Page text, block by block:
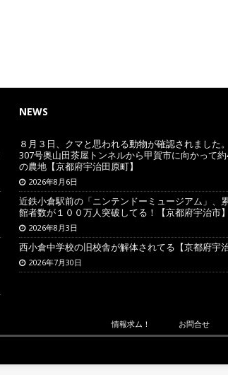
NEWS
８月３日、クマと思われる動物が確認されました
307号奥山田茶屋トンネルから甲賀市に向かって
の農地【京都府宇治田原町】
2026年8月6日
近鉄小倉駅前の「ニンテンドーミュージアム」、
館者数が１００万人突破してる！【京都府宇治市】
2026年8月3日
西小倉中学校の旧校舎が解体されてる【京都府宇治
2026年7月30日
情報求ム！ お問合せ